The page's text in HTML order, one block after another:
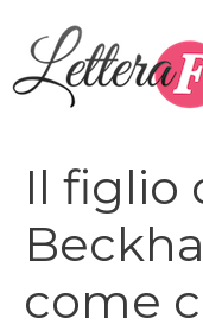
contenuto
Il figlio
come